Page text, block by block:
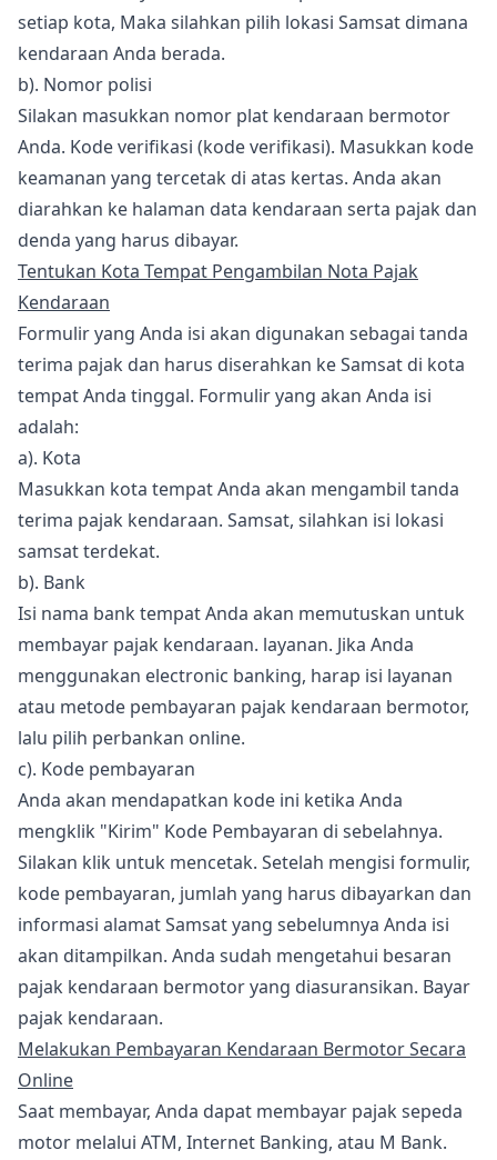
setiap kota, Maka silahkan pilih lokasi Samsat dimana
kendaraan Anda berada.
b). Nomor polisi
Silakan masukkan nomor plat kendaraan bermotor
Anda. Kode verifikasi (kode verifikasi). Masukkan kode
keamanan yang tercetak di atas kertas. Anda akan
diarahkan ke halaman data kendaraan serta pajak dan
denda yang harus dibayar.
Tentukan Kota Tempat Pengambilan Nota Pajak
Kendaraan
Formulir yang Anda isi akan digunakan sebagai tanda
terima pajak dan harus diserahkan ke Samsat di kota
tempat Anda tinggal. Formulir yang akan Anda isi
adalah:
a). Kota
Masukkan kota tempat Anda akan mengambil tanda
terima pajak kendaraan. Samsat, silahkan isi lokasi
samsat terdekat.
b). Bank
Isi nama bank tempat Anda akan memutuskan untuk
membayar pajak kendaraan. layanan. Jika Anda
menggunakan electronic banking, harap isi layanan
atau metode pembayaran pajak kendaraan bermotor,
lalu pilih perbankan online.
c). Kode pembayaran
Anda akan mendapatkan kode ini ketika Anda
mengklik "Kirim" Kode Pembayaran di sebelahnya.
Silakan klik untuk mencetak. Setelah mengisi formulir,
kode pembayaran, jumlah yang harus dibayarkan dan
informasi alamat Samsat yang sebelumnya Anda isi
akan ditampilkan. Anda sudah mengetahui besaran
pajak kendaraan bermotor yang diasuransikan. Bayar
pajak kendaraan.
Melakukan Pembayaran Kendaraan Bermotor Secara
Online
Saat membayar, Anda dapat membayar pajak sepeda
motor melalui ATM, Internet Banking, atau M Bank.